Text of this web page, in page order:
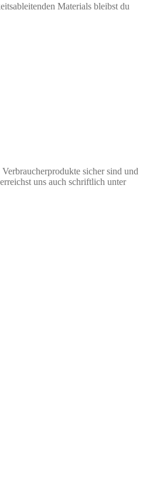
Materials bleibst du
sicher sind und
uns auch schriftlich unter